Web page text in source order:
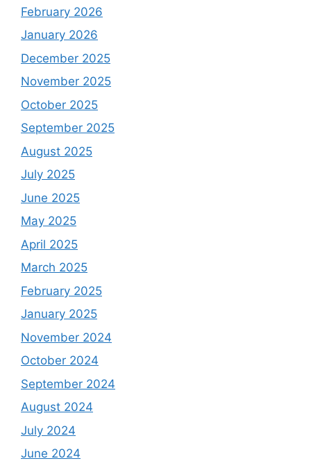
February 2026
January 2026
December 2025
November 2025
October 2025
September 2025
August 2025
July 2025
June 2025
May 2025
April 2025
March 2025
February 2025
January 2025
November 2024
October 2024
September 2024
August 2024
July 2024
June 2024